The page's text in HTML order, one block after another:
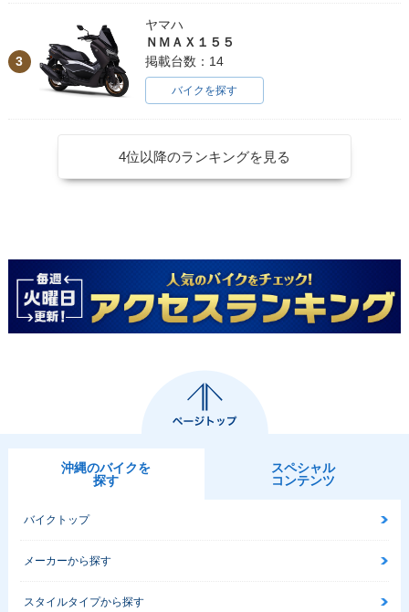
3
ヤマハ
ＮＭＡＸ１５５
掲載台数：14
バイクを探す
4位以降のランキングを見る
沖縄のバイクを
探す
スペシャル
コンテンツ
バイクトップ
メーカーから探す
スタイルタイプから探す